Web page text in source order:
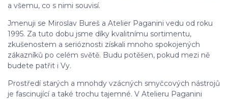
a všemu, co s nimi souvisí.
Jmenuji se Miroslav Bureš a Atelier Paganini vedu od roku
1995. Za tuto dobu jsme díky kvalitnímu sortimentu,
zkušenostem a serióznosti získali mnoho spokojených
zákazníků po celém světě. Budu potěšen, pokud mezi ně
budete patřit i Vy.
Prostředí starých a mnohdy vzácných smyčcových nástrojů
je fascinující a také trochu tajemné. V Atelieru Paganini